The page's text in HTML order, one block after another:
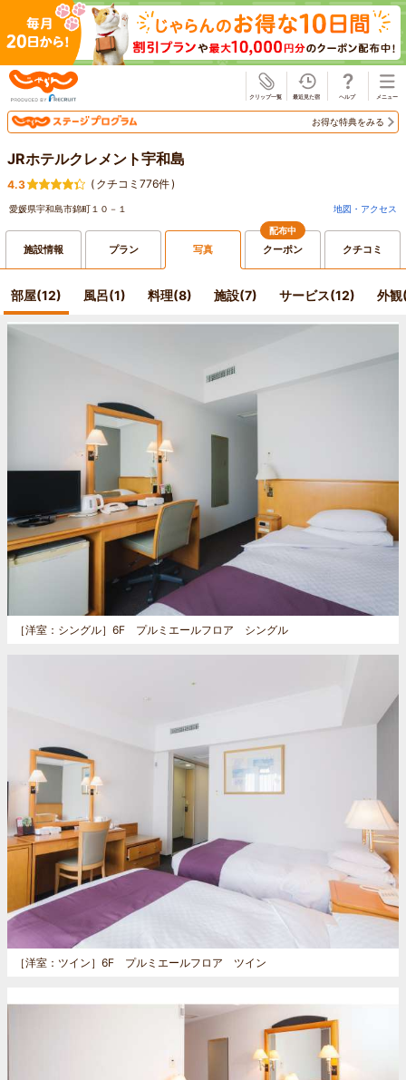
お得な特典をみる
JRホテルクレメント宇和島
4.3 ( クチコミ776件)
愛媛県宇和島市錦町１０－１ 地図・アクセス
施設情報 プラン 写真
配布中
クーポン クチコミ
部屋(12) 風呂(1) 料理(8) 施設(7) サービス(12) 外
［洋室：シングル］ 6F プルミエールフロア シングル
［洋室：ツイン］ 6F プルミエールフロア ツイン